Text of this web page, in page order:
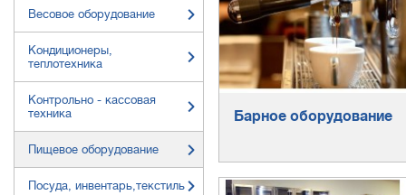
Весовое оборудование
Кондиционеры,
теплотехника
Контрольно - кассовая
техника
Пищевое оборудование
Посуда, инвентарь,текстиль
Барное оборудование